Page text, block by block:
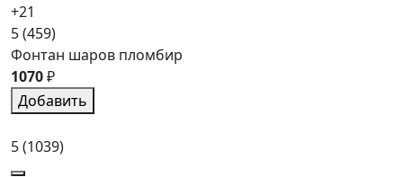
+21
5(459)
Фонтан шаров пломбир
1070₽
Добавить
5(1039)